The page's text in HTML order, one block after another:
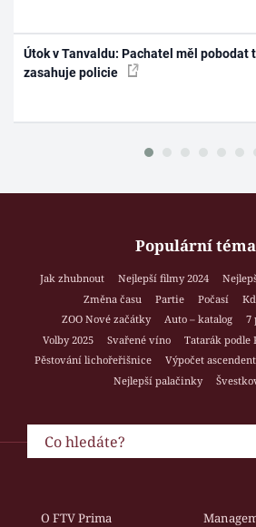
Útok v Tanvaldu: Pachatel měl pobodat
zasahuje policie
Populární
Jak zhubnout Nejlepší filmy 2024
Změna času
Partie Počasí
ZOO Nové začátky
Auto – katalog
7
Volby 2025
Svařené víno Tatarák podle
Pěstování lichořeřišnice
Výpočet
Nejlepší palačinky
O FTV Prima